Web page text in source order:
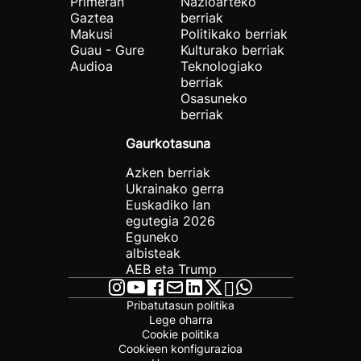
Gaztea
Makusi
Guau - Gure
Audioa
berriak
Politikako berriak
Kulturako berriak
Teknologiako
berriak
Osasuneko
berriak
Gaurkotasuna
Azken berriak
Ukrainako gerra
Euskadiko lan
egutegia 2026
Eguneko
albisteak
AEB eta Trump
Pribatutasun politika
Lege oharra
Cookie politika
Cookieen konfigurazioa